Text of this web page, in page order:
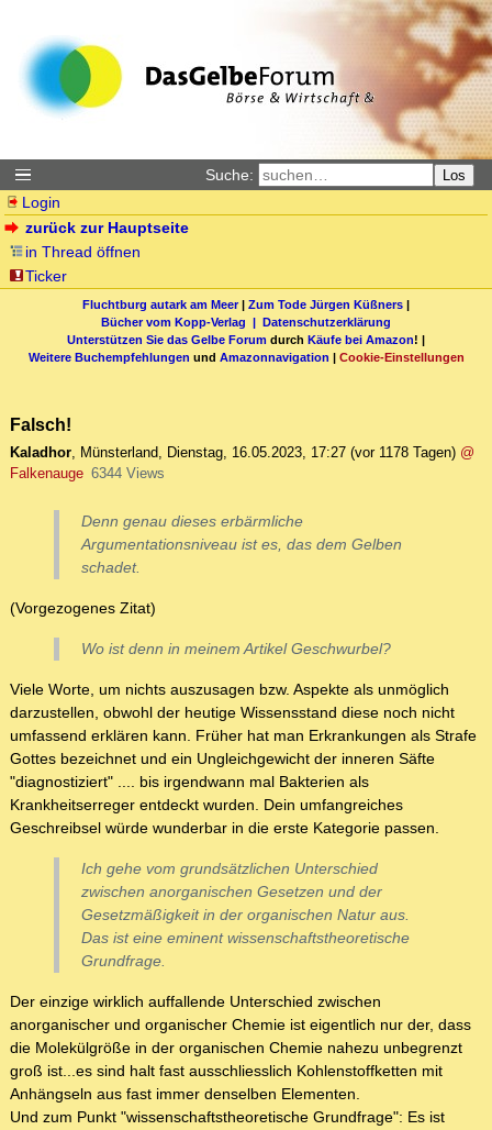
Suche: Los
Login
zurück zur Hauptseite
in Thread öffnen
Ticker
Fluchtburg autark am Meer| Zum Tode Jürgen Küßners |
Bücher vom Kopp-Verlag | Datenschutzerklärung
Unterstützen Sie das Gelbe Forum durch Käufe bei Amazon! |
Weitere Buchempfehlungen und Amazonnavigation | Cookie-Einstellungen
Falsch!
Kaladhor, Münsterland, Dienstag, 16.05.2023, 17:27 (vor 1178 Tagen) @
Falkenauge 6344 Views
Denn genau dieses erbärmliche
Argumentationsniveau ist es, das dem Gelben
schadet.
(Vorgezogenes Zitat)
Wo ist denn in meinem Artikel Geschwurbel?
Viele Worte, um nichts auszusagen bzw. Aspekte als unmöglich
darzustellen, obwohl der heutige Wissensstand diese noch nicht
umfassend erklären kann. Früher hat man Erkrankungen als Strafe
Gottes bezeichnet und ein Ungleichgewicht der inneren Säfte
"diagnostiziert" .... bis irgendwann mal Bakterien als
Krankheitserreger entdeckt wurden. Dein umfangreiches
Geschreibsel würde wunderbar in die erste Kategorie passen.
Ich gehe vom grundsätzlichen Unterschied
zwischen anorganischen Gesetzen und der
Gesetzmäßigkeit in der organischen Natur aus.
Das ist eine eminent wissenschaftstheoretische
Grundfrage.
Der einzige wirklich auffallende Unterschied zwischen
anorganischer und organischer Chemie ist eigentlich nur der, dass
die Molekülgröße in der organischen Chemie nahezu unbegrenzt
groß ist...es sind halt fast ausschliesslich Kohlenstoffketten mit
Anhängseln aus fast immer denselben Elementen.
Und zum Punkt "wissenschaftstheoretische Grundfrage": Es ist